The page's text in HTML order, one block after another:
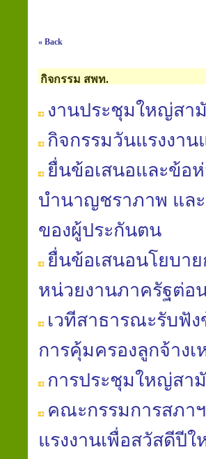
« Back
กิจกรรม สพท.
งานประชุมใหญ่สา
กิจกรรมวันแรงงาน
ยื่นข้อเสนอและข้อ
บำนาญชราภาพ แล
ของผู้ประกันตน
ยื่นข้อเสนอนโยบา
หน่วยงานภาครัฐต่อ
เวทีสาธารณะรับฟั
การคุ้มครองลูกจ้าง
การประชุมใหญ่สา
คณะกรรมการสภา
แรงงานเพื่อสวัสดีปีใ